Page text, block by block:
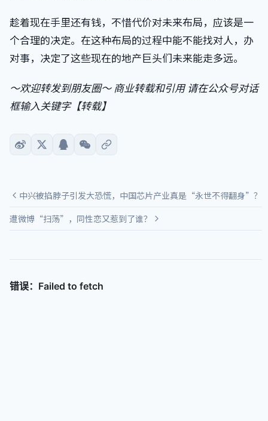
趁着现在手里还有钱，不惜代价对未来布局，应该是一
个合理的决定。在这种布局的过程中能不能找对人，办
对事，决定了这些现在的地产巨头们未来能走多远。
～欢迎转发到朋友圈～ 商业转载和引用 请在公众号对话
框输入关键字【转载】
中兴被掐脖子引发大恐慌，中国芯片产业真是“永世不得翻身”？
遭微博“扫荡”，同性恋又惹到了谁？